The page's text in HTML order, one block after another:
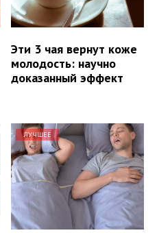
Эти 3 чая вернут коже
молодость: научно
доказанный эффект
ЛУЧШЕЕ